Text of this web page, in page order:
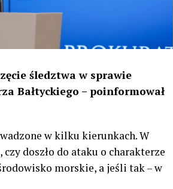
śledztwa w sprawie
Bałtyckiego – poinformował
w kilku kierunkach. W
doszło do ataku o charakterze
morskie, a jeśli tak – w